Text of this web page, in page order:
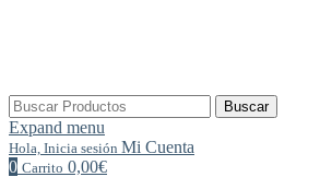
Buscar
por:
Buscar
Expand menu
Hola, Inicia sesión Mi Cuenta
0 Carrito 0,00€